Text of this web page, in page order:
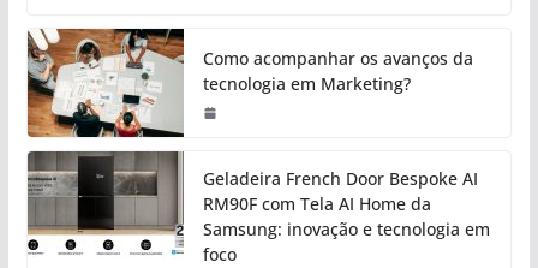
Como acompanhar os avanços da
tecnologia em Marketing?
Geladeira French Door Bespoke AI
RM90F com Tela AI Home da
Samsung: inovação e tecnologia em
foco